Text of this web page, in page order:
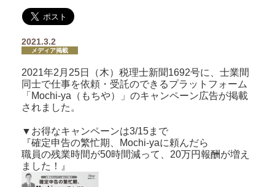
2021.3.2
メディア掲載
2021年2月25日（木）税理士新聞1692号に、士業間
同士で仕事を依頼・受託のできるプラットフォーム
「Mochi-ya（もちや）」のキャンペーン広告が掲載
されました。
▼お得なキャンペーンは3/15まで
『確定申告の繁忙期、Mochi-yaに頼んだら
職員の残業時間が50時間減って、20万円報酬が増え
ました！』